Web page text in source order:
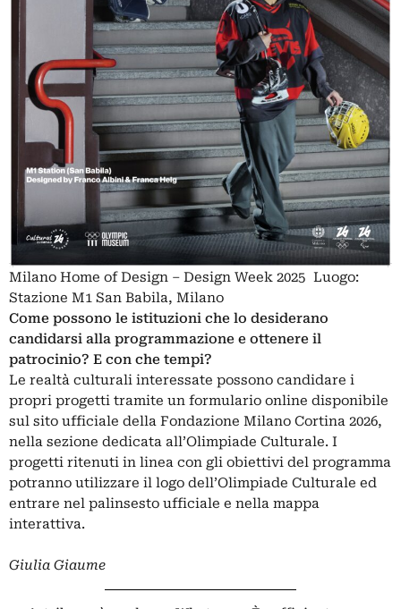
Milano Home of Design – Design Week 2025 Luogo:
Stazione M1 San Babila, Milano
Come possono le istituzioni che lo desiderano
candidarsi alla programmazione e ottenere il
patrocinio? E con che tempi?
Le realtà culturali interessate possono candidare i
propri progetti tramite un formulario online disponibile
sul sito ufficiale della Fondazione Milano Cortina 2026,
nella sezione dedicata all’Olimpiade Culturale. I
progetti ritenuti in linea con gli obiettivi del programma
potranno utilizzare il logo dell’Olimpiade Culturale ed
entrare nel palinsesto ufficiale e nella mappa
interattiva.
Giulia Giaume